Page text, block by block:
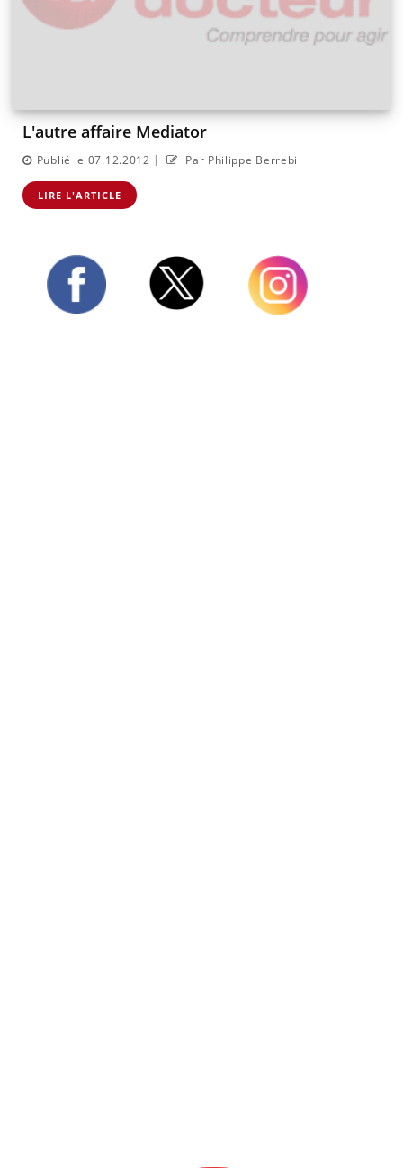
L'autre affaire Mediator
Publié le 07.12.2012 | Par Philippe Berrebi
LIRE L'ARTICLE